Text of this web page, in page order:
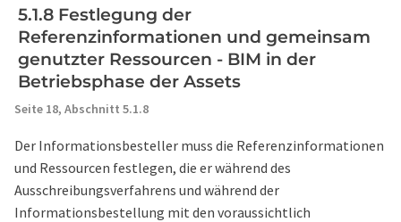
5.1.8 Festlegung der
Referenzinformationen und gemeinsam
genutzter Ressourcen - BIM in der
Betriebsphase der Assets
Seite 18, Abschnitt 5.1.8
Der Informationsbesteller muss die Referenzinformationen
und Ressourcen festlegen, die er während des
Ausschreibungsverfahrens und während der
Informationsbestellung mit den voraussichtlich